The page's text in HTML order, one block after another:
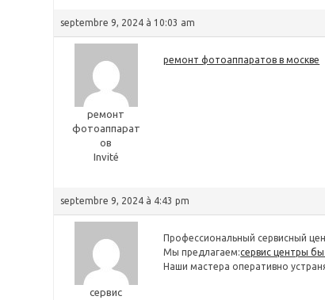
septembre 9, 2024 à 10:03 am
ремонт
фотоаппарат
ов
Invité
ремонт фотоаппаратов в москве
septembre 9, 2024 à 4:43 pm
сервис
Профессиональный сервисный
Мы предлагаем:сервис центры
Наши мастера оперативно